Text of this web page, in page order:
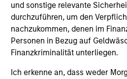
und sonstige relevante
durchzuführen, um den
nachzukommen, denen im
Personen in Bezug auf
Finanzkriminalität unterliegen.
Ich erkenne an, dass weder